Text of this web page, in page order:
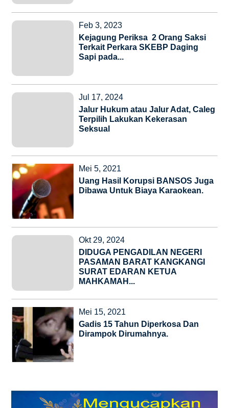
Feb 3, 2023
Kejagung Periksa 2 Orang Saksi
Terkait Perkara SKEBP Daging
Sapi pada...
Jul 17, 2024
Jalur Hukum atau Jalur Adat, Caleg
Terpilih Lakukan Kekerasan
Seksual
Mei 5, 2021
Uang Hasil Korupsi BANSOS Juga
Dibawa Untuk Biaya Karaokean.
Okt 29, 2024
DIDUGA PENGADILAN NEGERI
PASAMAN BARAT KANGKANGI
SURAT EDARAN KETUA
MAHKAMAH...
Mei 15, 2021
Gadis 15 Tahun Diperkosa Dan
Dirampok Dirumahnya.